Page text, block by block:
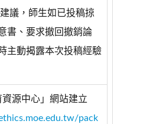
議，師生如已投稿掠
書、要求撤回撤銷論
主動揭露本次投稿經驗
源中心」網站建立
pack